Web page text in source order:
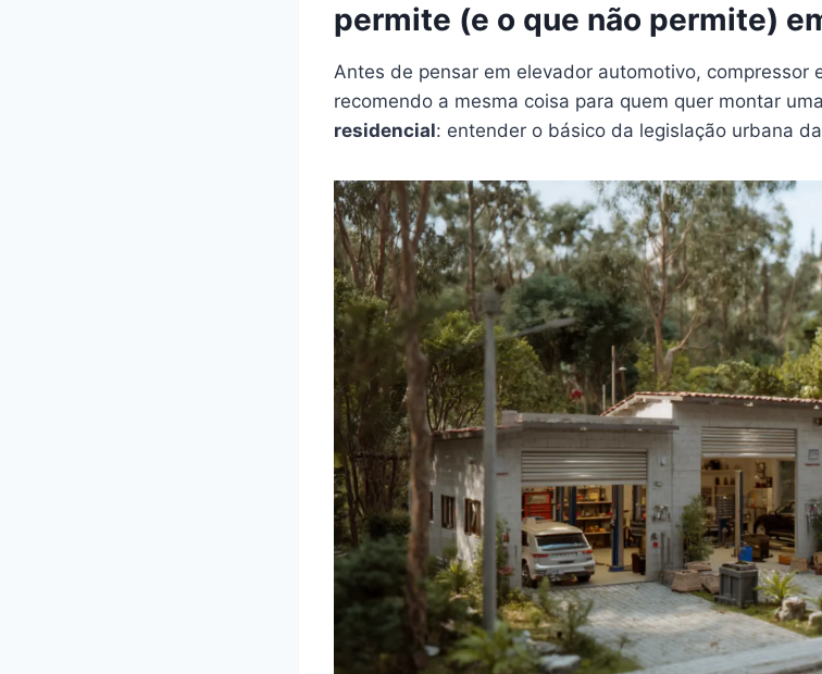
permite (e o que não permite)
Antes de pensar em elevador automotivo, compressor
recomendo a mesma coisa para quem quer montar uma
residencial: entender o básico da legislação urbana